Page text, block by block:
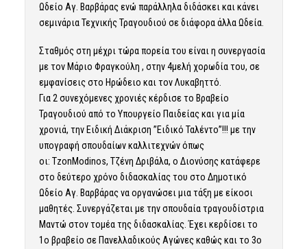
Ωδείο Αγ. Βαρβάρας ενώ παράλληλα διδάσκει και κάνει
σεμινάρια Τεχνικής Τραγουδιού σε διάφορα άλλα Ωδεία.
Σταθμός στη μέχρι τώρα πορεία του είναι η συνεργασία
με τον Μάριο Φραγκούλη , στην 4μελή χορωδία του, σε
εμφανίσεις στο Ηρώδειο και τον Λυκαβηττό.
Για 2 συνεχόμενες χρονιές κέρδισε το Βραβείο
Τραγουδιού από το Υπουργείο Παιδείας και για μία
χρονιά, την Ειδική Διάκριση ”Ειδικό Ταλέντο”!!! με την
υπογραφή σπουδαίων καλλιτεχνών όπως
οι: TzonModinos, Τζένη Δριβάλα, ο Διονύσης κατάφερε
στο δεύτερο χρόνο διδασκαλίας του στο Δημοτικό
Ωδείο Αγ. Βαρβάρας να οργανώσει μια τάξη με είκοσι
μαθητές. Συνεργάζεται με την σπουδαία τραγουδίστρια
Μαντώ στον τομέα της διδασκαλίας. Έχει κερδίσει το
1ο βραβείο σε Πανελλαδικούς Αγώνες καθώς και το 3ο